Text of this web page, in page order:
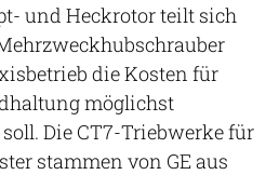
und Heckrotor teilt sich
die Kosten für
möglichst
Die CT7-Triebwerke für
stammen von GE aus